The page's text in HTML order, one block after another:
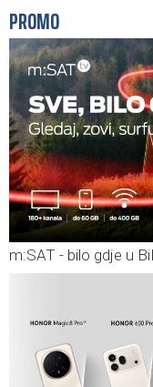
PROMO
m:SAT - bilo gdje u